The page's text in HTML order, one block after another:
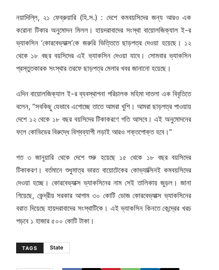
নয়াদিল্লি, ২১ ফেব্রুয়ারি (হি.স.) : দেশে কমবয়সিদের জন্য আরও এক
করোনা টিকার অনুমোদন মিলল। হায়দরাবাদের সংস্থা বায়োলজিক্যাল ই-র
ভ্যাকসিন ‘কোরবেভ্যাক্স’কে জরুরি ভিত্তিতে ছাড়পত্র দেওয়া হয়েছে। ১২
থেকে ১৮ বছর বয়সিদের এই ভ্যাকসিন দেওয়া যাবে। সোমবার ভ্যাকসিন
প্রস্তুতকারক সংস্থার তরফে ছাড়পত্র মেলার খবর জানানো হয়েছে।
এদিন বায়োলজিক্যাল ই-র ব্যবস্থাপনা পরিচালক মহিমা দাতলা এক বিবৃতিতে
বলেন, “সবকিছু যেভাবে এগোচ্ছে তাতে আমরা খুশি। আমরা ছাড়পত্র পাওয়ায়
দেশে ১২ থেকে ১৮ বছর বয়সিদের টিকাকরণে গতি আসবে। এই অনুমোদনের
ফলে কোভিডের বিরুদ্ধে বিশ্বব্যাপী লড়াই আরও শক্তপোক্ত হবে।”
গত ৩ জানুয়ারি থেকে দেশে শুরু হয়েছে ১৫ থেকে ১৮ বছর বয়সিদের
টিকাকরণ। বর্তমানে শুধুমাত্র ভারত বায়োটেকের কোভ্যাক্সিনই কমবয়সিদের
দেওয়া হচ্ছে। কোরবেভ্যাক্স ভ্যাকসিনের নাম সেই তালিকায় জুড়ল। জানা
গিয়েছে, কেন্দ্রীয় সরকার আগাম ৩০ কোটি ডোজ কোরবেভ্যাক্স ভ্যাকসিনের
বরাত দিয়েছে হায়দরাবাদের সংস্থাটিকে। এই ভ্যাকসিন কিনতে কেন্দ্রের খরচ
পড়বে ১ হাজার ৫০০ কোটি টাকা।
TAGS State